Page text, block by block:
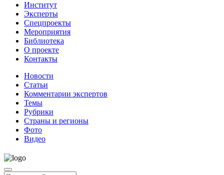
Институт
Эксперты
Спецпроекты
Мероприятия
Библиотека
О проекте
Контакты
Новости
Статьи
Комментарии экспертов
Темы
Рубрики
Страны и регионы
Фото
Видео